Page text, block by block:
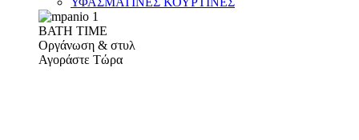
ΒΑΤΗ ΤΙΜΕ
Οργάνωση & στυλ
Αγοράστε Τώρα